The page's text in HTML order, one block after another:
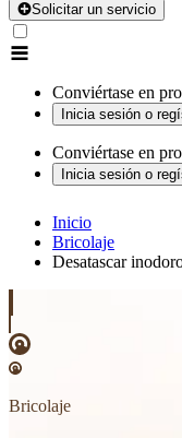
Solicitar un servicio
Conviértase en
Inicia sesión o
Conviértase en
Inicia sesión o
Inicio
Bricolaje
Desatascar
Bricolaje